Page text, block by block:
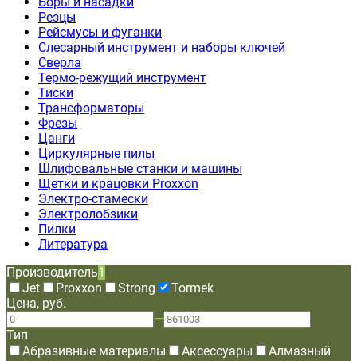
Резцы
Рейсмусы и фуганки
Слесарный инструмент и наборы ключей
Сверла
Термо-режущий инструмент
Тиски
Трансформаторы
Фрезы
Цанги
Циркулярные пилы
Шлифовальные станки и машины
Щетки и крацовки Proxxon
Электро-стамески
Электролобзики
Пилки
Литература
Производитель1
Jet
Proxxon Strong
Tormek
Цена, руб.
—
Тип
Абразивные материалы
Аксессуары
Алмазный